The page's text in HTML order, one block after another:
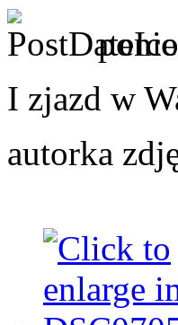
I zjazd w
autorka